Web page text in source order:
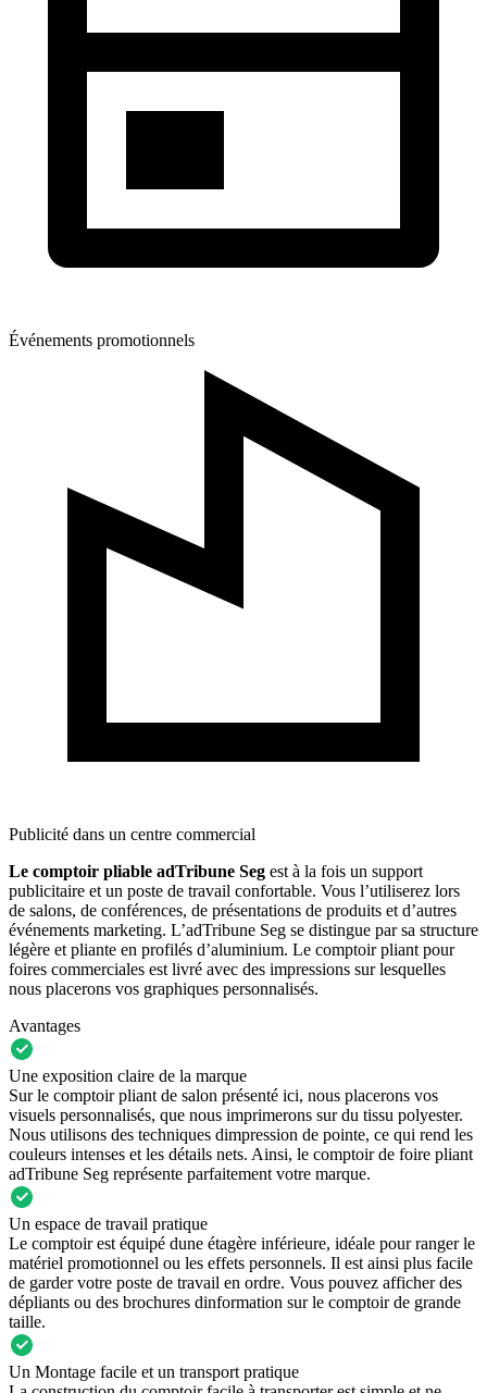
Événements promotionnels
Publicité dans un centre commercial
Le comptoir pliable adTribune Seg est à la fois un support
publicitaire et un poste de travail confortable. Vous l’utiliserez lors
de salons, de conférences, de présentations de produits et d’autres
événements marketing. L’adTribune Seg se distingue par sa structure
légère et pliante en profilés d’aluminium. Le comptoir pliant pour
foires commerciales est livré avec des impressions sur lesquelles
nous placerons vos graphiques personnalisés.
Avantages
Une exposition claire de la marque
Sur le comptoir pliant de salon présenté ici, nous placerons vos
visuels personnalisés, que nous imprimerons sur du tissu polyester.
Nous utilisons des techniques dimpression de pointe, ce qui rend les
couleurs intenses et les détails nets. Ainsi, le comptoir de foire pliant
adTribune Seg représente parfaitement votre marque.
Un espace de travail pratique
Le comptoir est équipé dune étagère inférieure, idéale pour ranger le
matériel promotionnel ou les effets personnels. Il est ainsi plus facile
de garder votre poste de travail en ordre. Vous pouvez afficher des
dépliants ou des brochures dinformation sur le comptoir de grande
taille.
Un Montage facile et un transport pratique